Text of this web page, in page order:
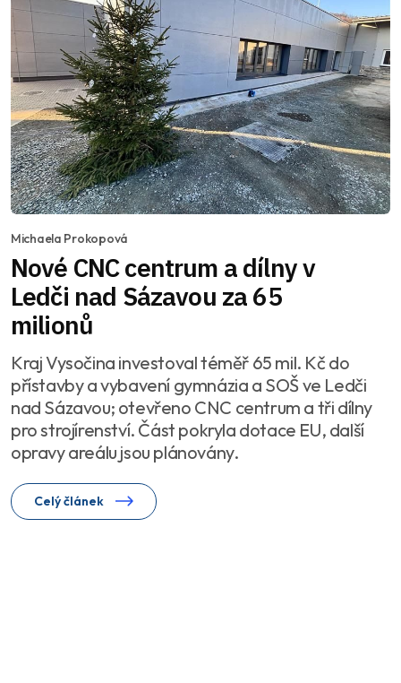
Michaela Prokopová
Nové CNC centrum a dílny v
Ledči nad Sázavou za 65
milionů
Kraj Vysočina investoval téměř 65 mil. Kč do
přístavby a vybavení gymnázia a SOŠ ve Ledči
nad Sázavou; otevřeno CNC centrum a tři dílny
pro strojírenství. Část pokryla dotace EU, další
opravy areálu jsou plánovány.
Celý článek